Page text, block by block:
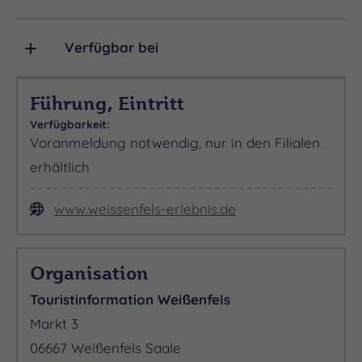
Verfügbar bei
Führung, Eintritt
Verfügbarkeit:
Voranmeldung notwendig, nur in den Filialen
erhältlich
www.weissenfels-erlebnis.de
Organisation
Touristinformation Weißenfels
Markt 3
06667 Weißenfels Saale